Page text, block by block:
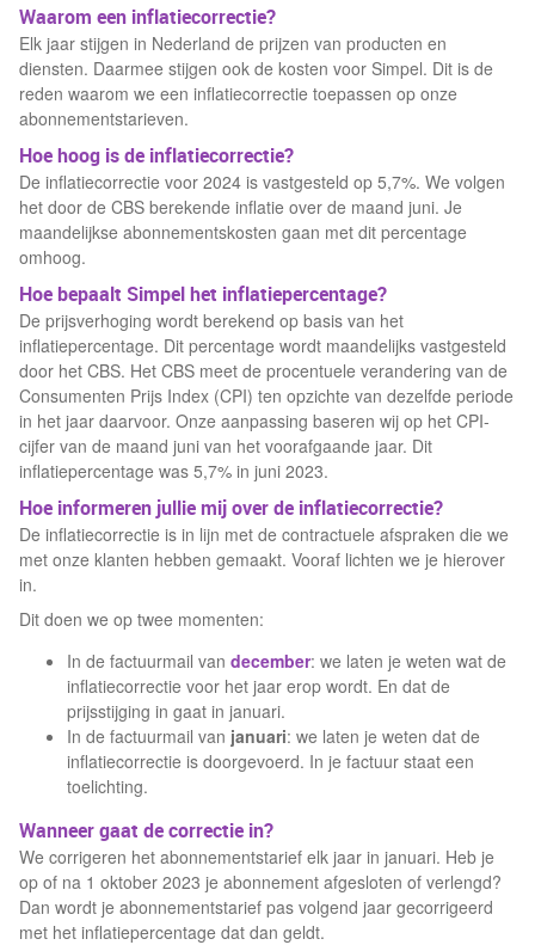
Waarom een inflatiecorrectie?
Elk jaar stijgen in Nederland de prijzen van producten en
diensten. Daarmee stijgen ook de kosten voor Simpel. Dit is de
reden waarom we een inflatiecorrectie toepassen op onze
abonnementstarieven.
Hoe hoog is de inflatiecorrectie?
De inflatiecorrectie voor 2024 is vastgesteld op 5,7%. We volgen
het door de CBS berekende inflatie over de maand juni. Je
maandelijkse abonnementskosten gaan met dit percentage
omhoog.
Hoe bepaalt Simpel het inflatiepercentage?
De prijsverhoging wordt berekend op basis van het
inflatiepercentage. Dit percentage wordt maandelijks vastgesteld
door het CBS. Het CBS meet de procentuele verandering van de
Consumenten Prijs Index (CPI) ten opzichte van dezelfde periode
in het jaar daarvoor. Onze aanpassing baseren wij op het CPI-
cijfer van de maand juni van het voorafgaande jaar. Dit
inflatiepercentage was 5,7% in juni 2023.
Hoe informeren jullie mij over de inflatiecorrectie?
De inflatiecorrectie is in lijn met de contractuele afspraken die we
met onze klanten hebben gemaakt. Vooraf lichten we je hierover
in.
Dit doen we op twee momenten:
In de factuurmail van december: we laten je weten wat de
inflatiecorrectie voor het jaar erop wordt. En dat de
prijsstijging in gaat in januari.
In de factuurmail van januari: we laten je weten dat de
inflatiecorrectie is doorgevoerd. In je factuur staat een
toelichting.
Wanneer gaat de correctie in?
We corrigeren het abonnementstarief elk jaar in januari. Heb je
op of na 1 oktober 2023 je abonnement afgesloten of verlengd?
Dan wordt je abonnementstarief pas volgend jaar gecorrigeerd
met het inflatiepercentage dat dan geldt.